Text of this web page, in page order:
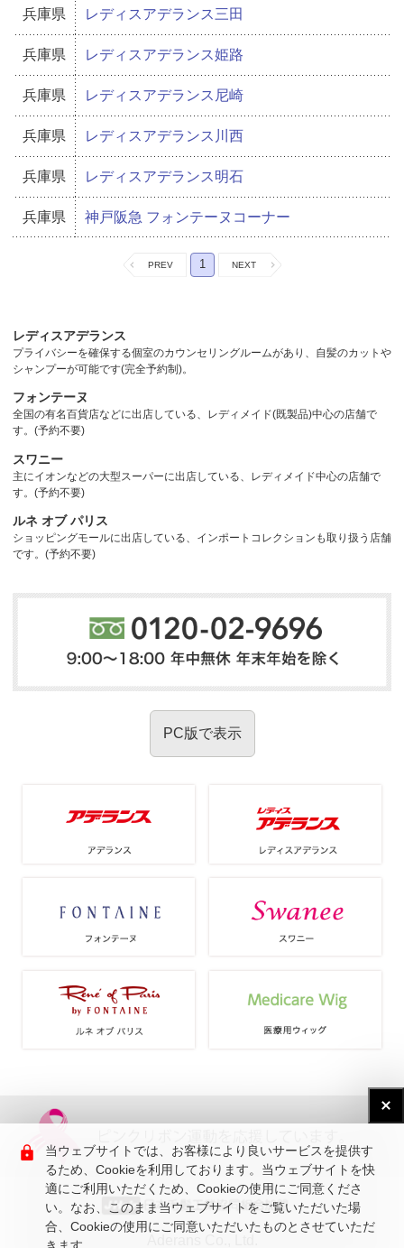
兵庫県 レディスアデランス三田
兵庫県 レディスアデランス姫路
兵庫県 レディスアデランス尼崎
兵庫県 レディスアデランス川西
兵庫県 レディスアデランス明石
兵庫県 神戸阪急 フォンテーヌコーナー
1
レディスアデランス
プライバシーを確保する個室のカウンセリングルームがあり、自髪のカットや
シャンプーが可能です(完全予約制)。
フォンテーヌ
全国の有名百貨店などに出店している、レディメイド(既製品)中心の店舗で
す。(予約不要)
スワニー
主にイオンなどの大型スーパーに出店している、レディメイド中心の店舗で
す。(予約不要)
ルネ オブ パリス
ショッピングモールに出店している、インポートコレクションも取り扱う店舗
です。(予約不要)
PC版で表示
当ウェブサイトでは、お客様により良いサービスを提供す
るため、Cookieを利用しております。当ウェブサイトを快
適にご利用いただくため、Cookieの使用にご同意くださ
い。なお、このまま当ウェブサイトをご覧いただいた場
合、Cookieの使用にご同意いただいたものとさせていただ